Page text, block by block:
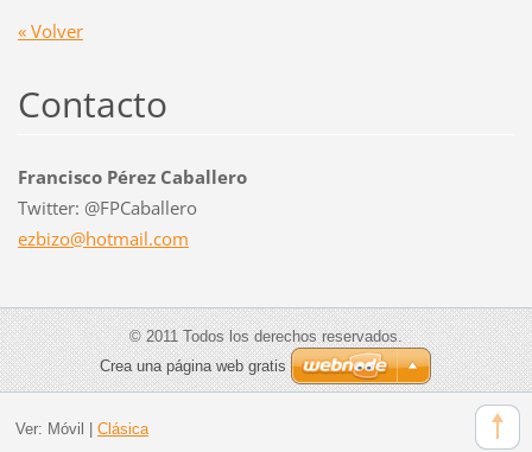
« Volver
Contacto
Francisco Pérez Caballero
Twitter: @FPCaballero
ezbizo@hotmail.com
© 2011 Todos los derechos reservados.
Crea una página web gratis
Ver: Móvil Clásica